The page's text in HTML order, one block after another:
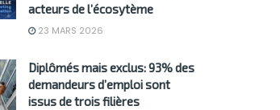
acteurs de l’écosytème
23 MARS 2026
Diplômés mais exclus: 93% des
demandeurs d’emploi sont
issus de trois filières